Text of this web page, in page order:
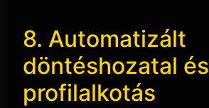
8. Automatizált
döntéshozatal és
profilalkotás